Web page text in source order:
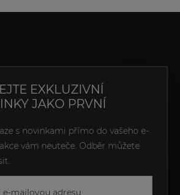
EXKLUZIVNÍ
JAKO PRVNÍ
s novinkami přímo do vašeho e-
vám neuteče. Odběr můžete